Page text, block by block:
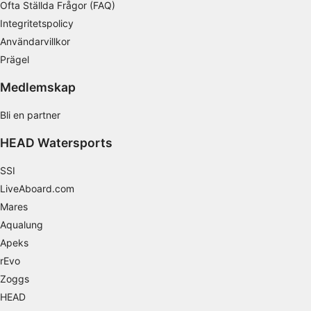
Ofta Ställda Frågor (FAQ)
Integritetspolicy
Användarvillkor
Prägel
Medlemskap
Bli en partner
HEAD Watersports
SSI
LiveAboard.com
Mares
Aqualung
Apeks
rEvo
Zoggs
HEAD
Förstå målgrupper genom statistik eller
kombinationer av data från olika källor
Använda begränsade data för att välja
Använda exakta uppgifter om geografisk
Identifiera enheter baserat på information
som aktivt begärs
Behandlingsändamål som inte rör IAB:
Nödvändig
Prestanda